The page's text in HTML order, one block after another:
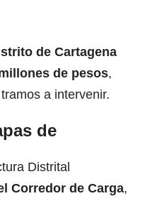
de Cartagena
de pesos,
a intervenir.
de
Distrital
Corredor de Carga,